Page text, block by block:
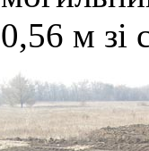
м зі